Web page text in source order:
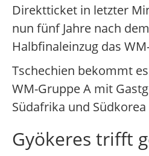
Direktticket in letzter
nun fünf Jahre nach
Halbfinaleinzug das
Tschechien bekommt
WM-Gruppe A mit
Südafrika und Südkorea
Gyökeres trifft